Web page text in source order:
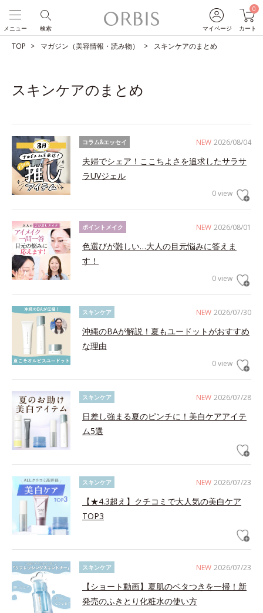
マイページ
0
カート
検索
メニュー
TOP マガジン（美容情報・読み物） スキンケアのまとめ
スキンケアのまとめ
NEW 2026/08/04
コラム&エッセイ
夫婦でシェア！ここちよさを追求したサラサ
ラUVジェル
0 view
NEW 2026/08/01
ポイントメイク
色選びが難しい…大人の目元悩みに答えま
す！
0 view
NEW 2026/07/30
スキンケア
沖縄のBAが解説！夏もユードットがおすすめ
な理由
0 view
NEW 2026/07/28
スキンケア
日差し強まる夏のピンチに！美白ケアアイテ
ム5選
NEW 2026/07/23
スキンケア
【★4.3超え】クチコミで大人気の美白ケア
TOP3
NEW 2026/07/23
スキンケア
【ショート動画】夏肌のベタつきを一掃！新
発売のふきとり化粧水の使い方